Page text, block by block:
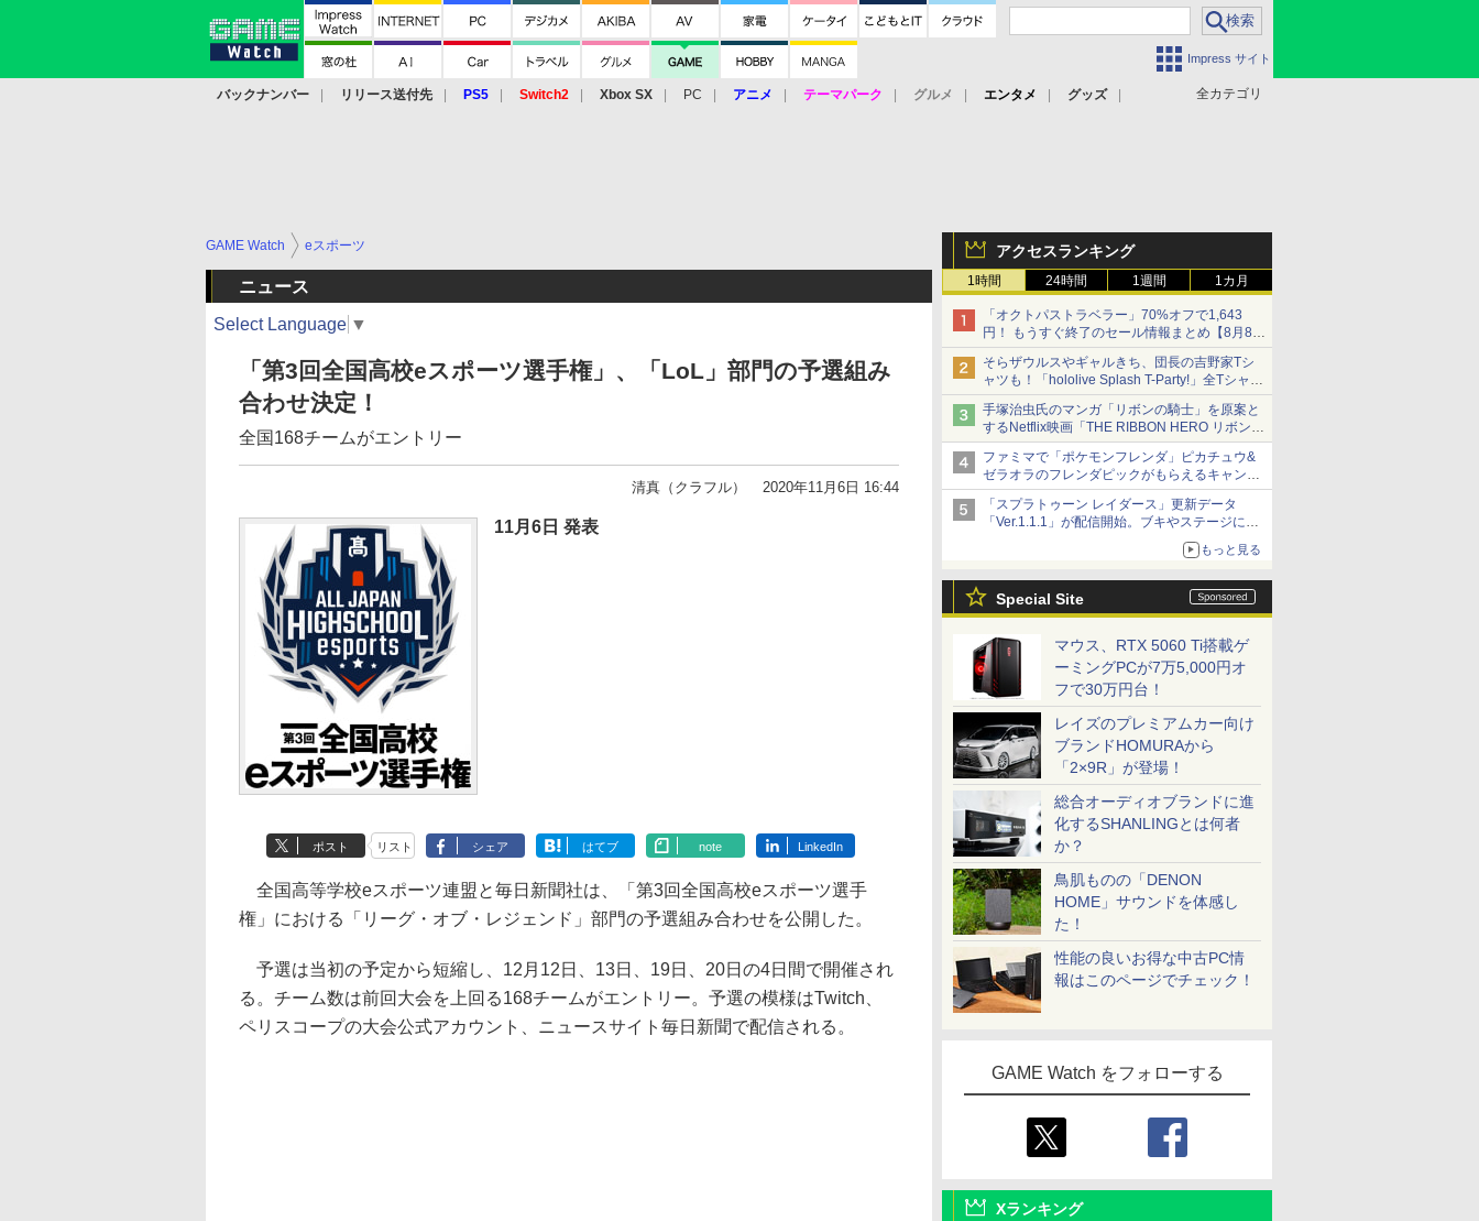
Impress サイト
全カテゴリ
バックナンバー リリース送付先 PS5 Switch2 Xbox SX PC アニメ テーマパーク グルメ エンタメ
グッズ
アクセスランキング
1時間 24時間 1週間 1カ月
「オクトパストラベラー」70%オフで1,643
円！ もうすぐ終了のセール情報まとめ【8月8日
更新】
ニンテンドーeショップでは「大神 絶景版」が
67%オフで990円
そらザウルスやギャルきち、団長の吉野家Tシ
ャツも！「hololive Splash T-Party!」全Tシャツ
ラインナップ公開＆オンライン販売開始
手塚治虫氏のマンガ「リボンの騎士」を原案と
するNetflix映画「THE RIBBON HERO リボンヒ
ーロー」本日配信開始
ファミマで「ポケモンフレンダ」ピカチュウ&
ゼラオラのフレンダピックがもらえるキャンペ
ーン開催！
「スプラトゥーン レイダース」更新データ
「Ver.1.1.1」が配信開始。ブキやステージに関
もっと見る
Special Site
マウス、RTX 5060 Ti搭載ゲ
ーミングPCが7万5,000円オ
フで30万円台！
レイズのプレミアムカー向け
ブランドHOMURAから
「2×9R」が登場！
総合オーディオブランドに進
化するSHANLINGとは何者
か？
鳥肌ものの「DENON
HOME」サウンドを体感し
た！
性能の良いお得な中古PC情
報はこのページでチェック！
GAME Watch をフォローする
Xランキング
GAME Watch eスポーツ
ニュース
Select Language ▼
「第3回全国高校eスポーツ選手権」、「LoL」部門の予選組み
合わせ決定！
全国168チームがエントリー
清真（クラフル） 2020年11月6日 16:44
11月6日 発表
ポスト リスト シェア はてブ note LinkedIn
全国高等学校eスポーツ連盟と毎日新聞社は、「第3回全国高校eスポーツ選手
権」における「リーグ・オブ・レジェンド」部門の予選組み合わせを公開した。
予選は当初の予定から短縮し、12月12日、13日、19日、20日の4日間で開催され
る。チーム数は前回大会を上回る168チームがエントリー。予選の模様はTwitch、
ペリスコープの大会公式アカウント、ニュースサイト毎日新聞で配信される。